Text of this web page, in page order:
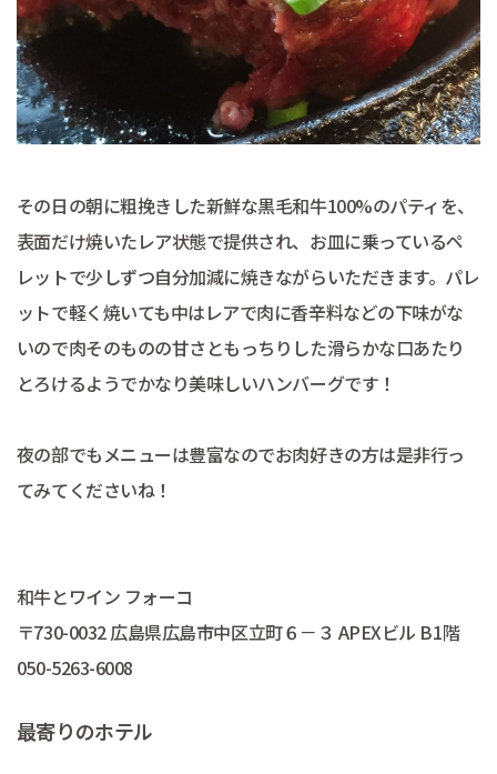
その日の朝に粗挽きした新鮮な黒毛和牛100%のパティを、
表面だけ焼いたレア状態で提供され、お皿に乗っているペ
レットで少しずつ自分加減に焼きながらいただきます。パレ
ットで軽く焼いても中はレアで肉に香辛料などの下味がな
いので肉そのものの甘さともっちりした滑らかな口あたり
とろけるようでかなり美味しいハンバーグです！
夜の部でもメニューは豊富なのでお肉好きの方は是非行っ
てみてくださいね！
和牛とワイン フォーコ
〒730-0032 広島県広島市中区立町６－３ APEXビル B1階
050-5263-6008
最寄りのホテル